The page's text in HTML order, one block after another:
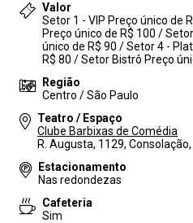
Valor
Setor 1 - VIP Preço único de
Preço único de R$ 100 /
único de R$ 90 / Setor 4 -
R$ 80 / Setor Bistrô Preço
Região
Centro / São Paulo
Teatro / Espaço
Clube Barbixas de Comédia
R. Augusta, 1129,
Estacionamento
Nas redondezas
Cafeteria
Sim